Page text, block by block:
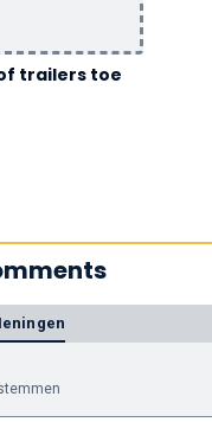
trailers toe